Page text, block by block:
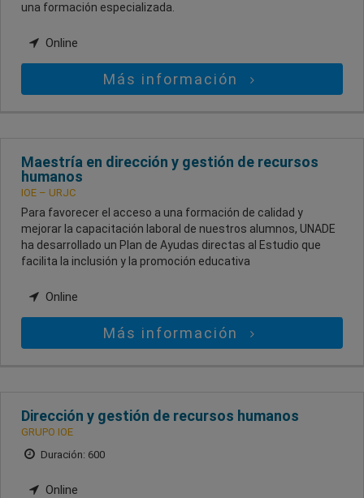
una formación especializada.
Online
Más información
Maestría en dirección y gestión de recursos
humanos
IOE – URJC
Para favorecer el acceso a una formación de calidad y
mejorar la capacitación laboral de nuestros alumnos, UNADE
ha desarrollado un Plan de Ayudas directas al Estudio que
facilita la inclusión y la promoción educativa
Online
Más información
Dirección y gestión de recursos humanos
GRUPO IOE
Duración: 600
Online